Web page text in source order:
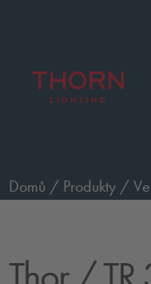
Domů / Produkty /